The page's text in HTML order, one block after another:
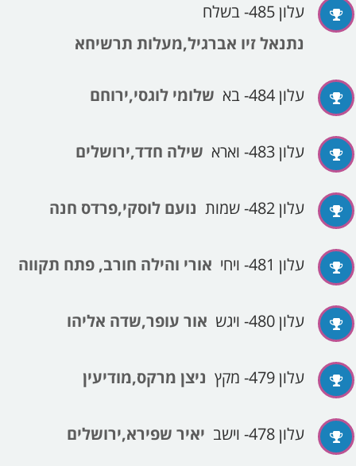
עלון 485- בשלח
נתנאל זיו אברגיל,מעלות תרשיחא
עלון 484- בא שלומי לוגסי,ירוחם
עלון 483- וארא שילה חדד,ירושלים
עלון 482- שמות נועם לוסקי,פרדס חנה
עלון 481- ויחי אורי והילה חורב, פתח תקווה
עלון 480- ויגש אור עופר,שדה אליהו
עלון 479- מקץ ניצן מרקס,מודיעין
עלון 478- וישב יאיר שפירא,ירושלים